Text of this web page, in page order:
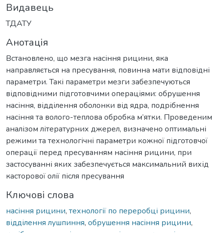
Видавець
ТДАТУ
Анотація
Встановлено, що мезга насіння рицини, яка
направляється на пресування, повинна мати відповідні
параметри. Такі параметри мезги забезпечуються
відповідними підготовчими операціями: обрушення
насіння, відділення оболонки від ядра, подрібнення
насіння та волого-теплова обробка м’ятки. Проведеним
аналізом літературних джерел, визначено оптимальні
режими та технологічні параметри кожної підготовчої
операції перед пресуванням насіння рицини, при
застосуванні яких забезпечується максимальний вихід
касторової олії після пресування
Ключові слова
насіння рицини, технології по переробці рицини,
відділення лушпиння, обрушення насіння рицини,